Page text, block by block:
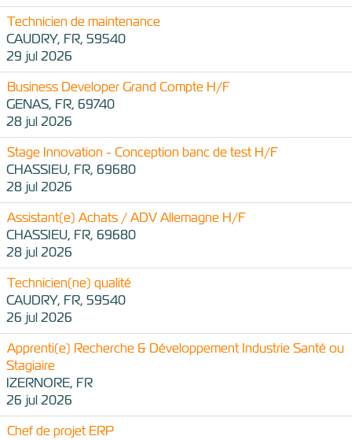
Technicien de maintenance
CAUDRY, FR, 59540
29 jul 2026
Business Developer Grand Compte H/F
GENAS, FR, 69740
28 jul 2026
Stage Innovation - Conception banc de test H/F
CHASSIEU, FR, 69680
28 jul 2026
Assistant(e) Achats / ADV Allemagne H/F
CHASSIEU, FR, 69680
28 jul 2026
Technicien(ne) qualité
CAUDRY, FR, 59540
26 jul 2026
Apprenti(e) Recherche & Développement Industrie Santé ou
Stagiaire
IZERNORE, FR
26 jul 2026
Chef de projet ERP